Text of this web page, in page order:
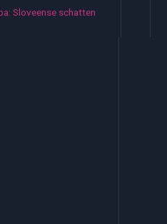
Sloveense schatten